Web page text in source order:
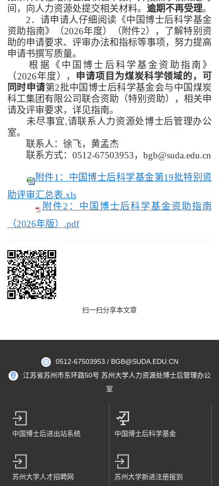
间，向人力资源处提交相关材料。 逾期不再受理。
2．请申请人仔细阅读《中国博士后科学基金
资助指南》（2026年度）（附件2），了解特别资
助的申请要求、评审办法和指标等事项，努力提高
申请书撰写质量。
根据《中国博士后科学基金资助指南》
（2026年度）， 申请项目为煤炭科学领域的，可
同时申请第2批中国博士后科学基金会与中国煤炭
科工集团有限公司联合资助（特别资助），相关申
请及评审要求，详见指南。
未尽事宜,请联系人力资源处博士后管理办公
室。
联系人：徐飞，黄孟杰
联系方式：0512-67503953，bgb@suda.edu.cn
附件1：中国博士后科学基金第19批特别资
助评审汇总表.xls
附件2：中国博士后科学基金资助指南
（2026年版）.pdf
扫一扫分享本文章
0512-67503953 / BGB@SUDA.EDU.CN
江苏省苏州市东环路50号 苏州大学人力资源处博士后管理办公
室
中国博士后进出站系统 中国博士后科学基金
苏州大学人才招聘网 苏州大学新进注册报到